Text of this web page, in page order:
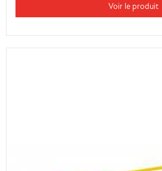
Voir le produit